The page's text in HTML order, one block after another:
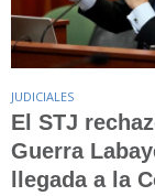
JUDICIALES
El STJ
Guerra
llegada a la